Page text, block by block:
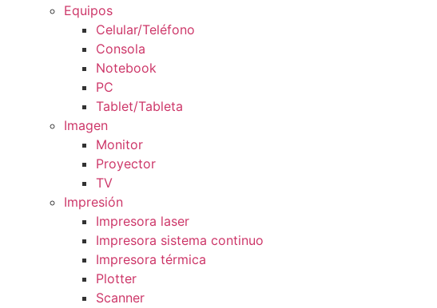
Equipos
Celular/Teléfono
Consola
Notebook
PC
Tablet/Tableta
Imagen
Monitor
Proyector
TV
Impresión
Impresora laser
Impresora sistema continuo
Impresora térmica
Plotter
Scanner